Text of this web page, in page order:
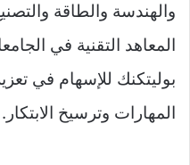
والهندسة والطاقة
المعاهد التقنية في
بوليتكنك للإسهام في
المهارات وترسيخ الابتكار.